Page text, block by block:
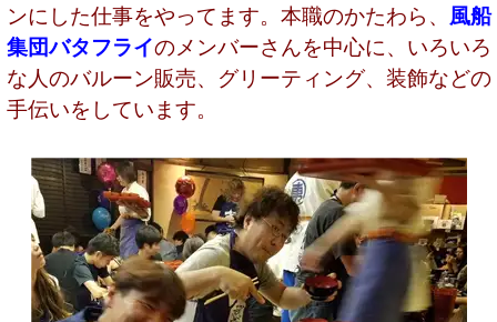
ンにした仕事をやってます。本職のかたわら、 風船
集団バタフライのメンバーさんを中心に、いろいろ
な人のバルーン販売、グリーティング、装飾などの
手伝いをしています。